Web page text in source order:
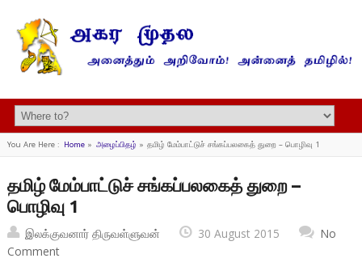
You Are Here : Home» அழைப்பிதழ் » தமிழ் மேம்பாட்டுச் சங்கப்பலகைத் துறை – பொழிவு 1
தமிழ் மேம்பாட்டுச் சங்கப்பலகைத் துறை –
பொழிவு 1
இலக்குவனார் திருவள்ளுவன் 30 August 2015
No
Comment